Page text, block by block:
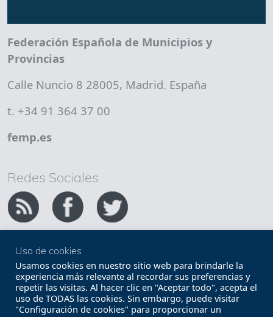
Federación Española de Municipios y
Provincias
Calle Nuncio 8 28005, Madrid. España
t. +34 91 364 37 00
femp.es
Redes Sociales
Copyright FEMP
Accesibilidad
Términos legales
Política de privacidad
Uso de cookies
Usamos cookies en nuestro sitio web para brindarle la
experiencia más relevante al recordar sus preferencias y
repetir las visitas. Al hacer clic en "Aceptar todo", acepta el
uso de TODAS las cookies. Sin embargo, puede visitar
"Configuración de cookies" para proporcionar un